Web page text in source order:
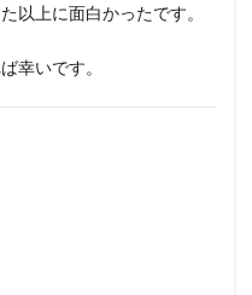
以上に面白かったです。
幸いです。